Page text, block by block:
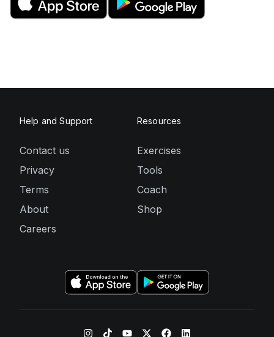
Help and Support
Contact us
Privacy
Terms
About
Careers
Resources
Exercises
Tools
Coach
Shop